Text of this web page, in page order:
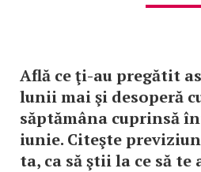
Află ce ţi-au pregătit
lunii mai şi desoperă
săptămâna cuprinsă
iunie. Citeşte
ta, ca să ştii la ce să te